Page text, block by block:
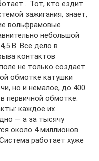
Тот, кто ездит
зажигания, знает,
вольфрамовые
небольшой
В. Все дело в
контактов
не только создает
обмотке катушки
но и немалое, до 400
первичной обмотке.
каждое их
— а за тысячу
около 4 миллионов.
работает хуже